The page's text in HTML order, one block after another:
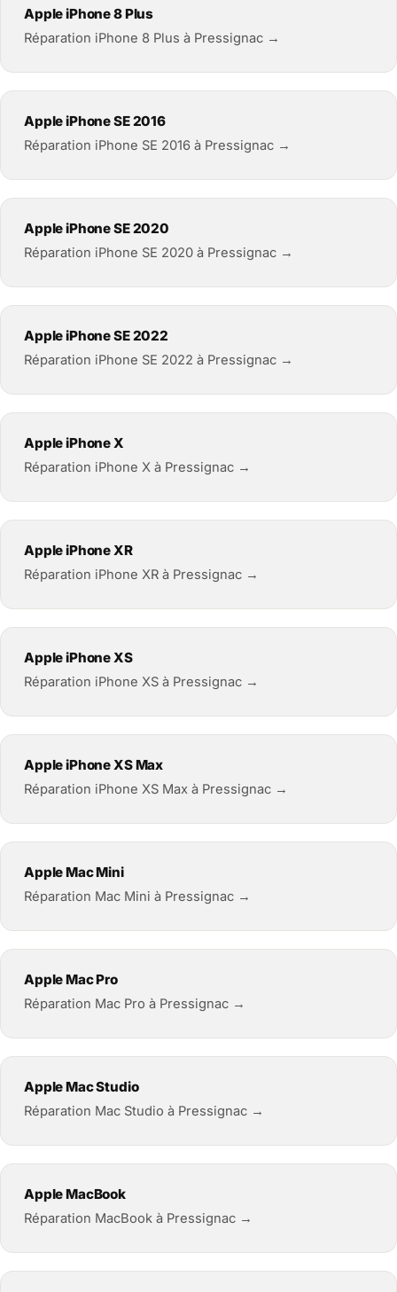
Apple iPhone 8 Plus
Réparation iPhone 8 Plus à Pressignac →
Apple iPhone SE 2016
Réparation iPhone SE 2016 à Pressignac →
Apple iPhone SE 2020
Réparation iPhone SE 2020 à Pressignac →
Apple iPhone SE 2022
Réparation iPhone SE 2022 à Pressignac →
Apple iPhone X
Réparation iPhone X à Pressignac →
Apple iPhone XR
Réparation iPhone XR à Pressignac →
Apple iPhone XS
Réparation iPhone XS à Pressignac →
Apple iPhone XS Max
Réparation iPhone XS Max à Pressignac →
Apple Mac Mini
Réparation Mac Mini à Pressignac →
Apple Mac Pro
Réparation Mac Pro à Pressignac →
Apple Mac Studio
Réparation Mac Studio à Pressignac →
Apple MacBook
Réparation MacBook à Pressignac →